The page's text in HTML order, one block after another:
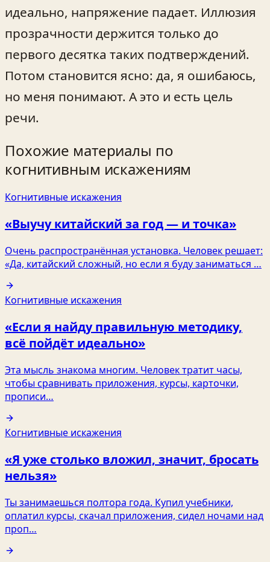
идеально, напряжение падает. Иллюзия
прозрачности держится только до
первого десятка таких подтверждений.
Потом становится ясно: да, я ошибаюсь,
но меня понимают. А это и есть цель
речи.
Похожие материалы по
когнитивным искажениям
Когнитивные искажения
«Выучу китайский за год — и точка»
Очень распространённая установка. Человек решает:
«Да, китайский сложный, но если я буду заниматься …
Когнитивные искажения
«Если я найду правильную методику,
всё пойдёт идеально»
Эта мысль знакома многим. Человек тратит часы,
чтобы сравнивать приложения, курсы, карточки,
прописи…
Когнитивные искажения
«Я уже столько вложил, значит, бросать
нельзя»
Ты занимаешься полтора года. Купил учебники,
оплатил курсы, скачал приложения, сидел ночами над
проп…